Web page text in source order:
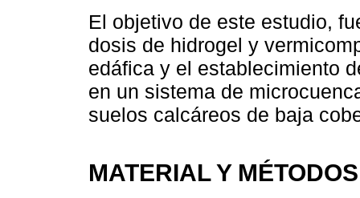
El objetivo de este estudio,
dosis de hidrogel y
edáfica y el establecimiento
en un sistema de
suelos calcáreos de baja
MATERIAL Y MÉTODOS